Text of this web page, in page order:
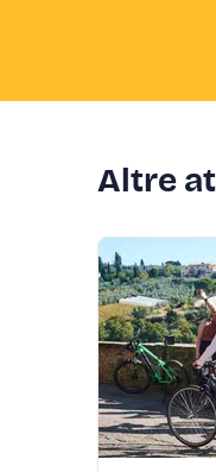
Altre